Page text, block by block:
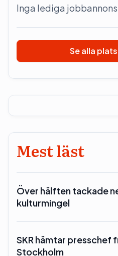
Inga lediga
Se alla
Mest läst
Över hälften tackade
kulturmingel
SKR hämtar presschef
Stockholm